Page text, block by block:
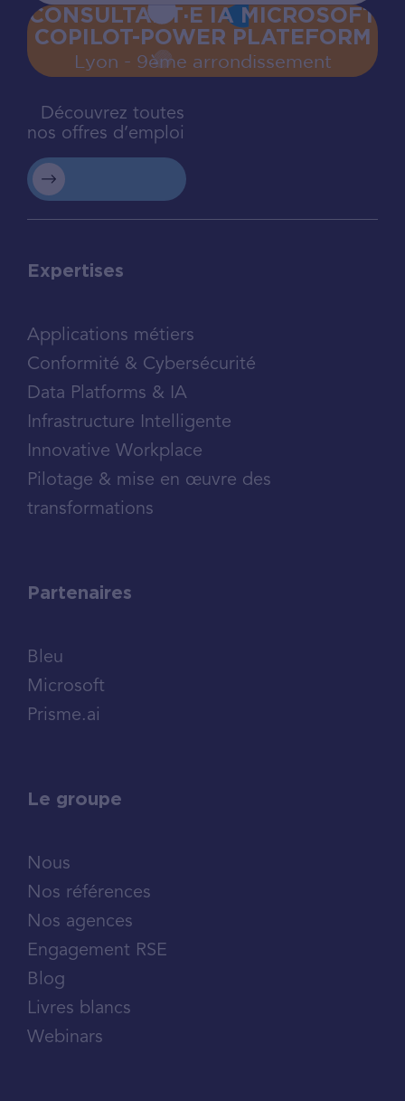
CONSULTANT·E IA MICROSOFT
COPILOT-POWER PLATEFORM
Lyon - 9ème arrondissement
Découvrez toutes
nos offres d’emploi
Expertises
Applications métiers
Conformité & Cybersécurité
Data Platforms & IA
Infrastructure Intelligente
Innovative Workplace
Pilotage & mise en œuvre des
transformations
Partenaires
Bleu
Microsoft
Prisme.ai
Le groupe
Nous
Nos références
Nos agences
Engagement RSE
Blog
Livres blancs
Webinars